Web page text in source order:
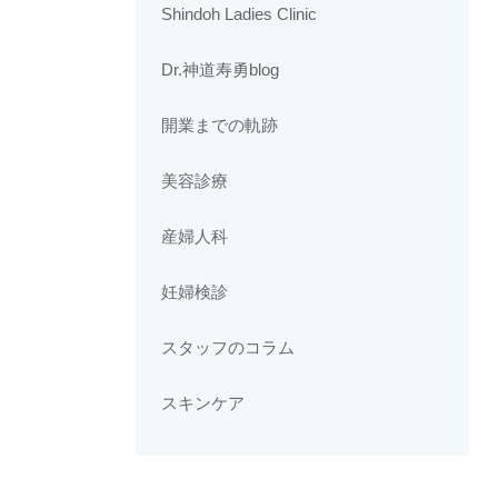
Shindoh Ladies Clinic
Dr.神道寿勇blog
開業までの軌跡
美容診療
産婦人科
妊婦検診
スタッフのコラム
スキンケア